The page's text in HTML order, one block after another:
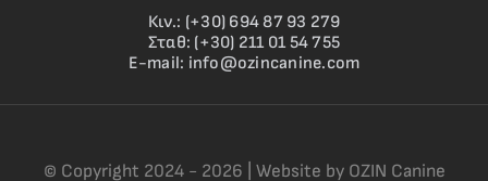
Κιν.: (+30) 694 87 93 279
Σταθ: (+30) 211 01 54 755
E-mail: info@ozincanine.com
© Copyright 2024 - 2026 | Website by OZIN Canine